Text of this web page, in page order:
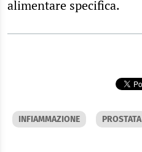
alimentare specifica.
INFIAMMAZIONE PROSTATA